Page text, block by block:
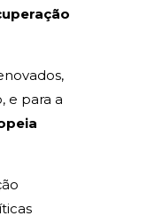
e para a